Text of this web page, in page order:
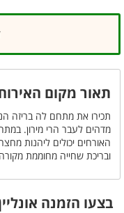
תאור מקום
תכירו את מתחם לה בריזה
האורחים יכולים ליהנות
ובריכת שחייה מחוממת
בצעו הזמנה